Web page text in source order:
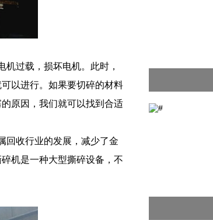
过载，损坏电机。此时，
以进行。如果要切碎的材料
原因，我们就可以找到合适
收行业的发展，减少了金
机是一种大型撕碎设备，不